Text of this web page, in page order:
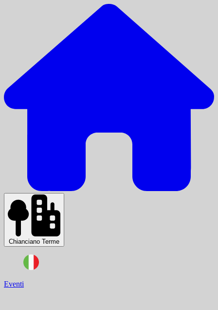
Chianciano Terme
Eventi